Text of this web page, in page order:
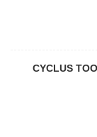
CYCLUS